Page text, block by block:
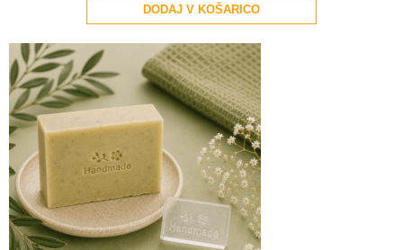
DODAJ V KOŠARICO